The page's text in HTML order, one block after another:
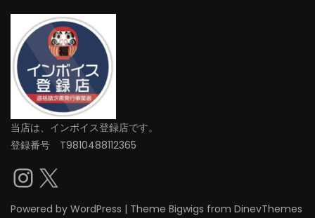
当店は、インボイス登録店です。
登録番号 T9810488112365
Instagram
X
Powered by WordPress | Theme Bigwigs from DinevThemes